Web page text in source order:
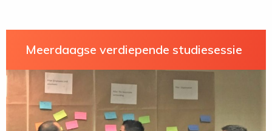
Meerdaagse verdiepende studiesessie